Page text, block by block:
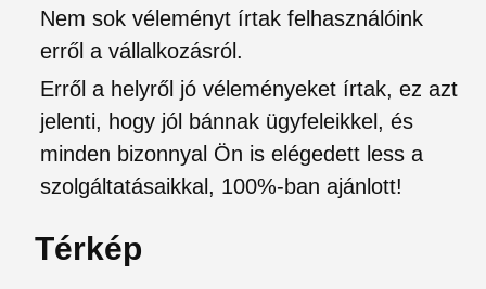
Nem sok véleményt írtak felhasználóink
erről a vállalkozásról.
Erről a helyről jó véleményeket írtak, ez azt
jelenti, hogy jól bánnak ügyfeleikkel, és
minden bizonnyal Ön is elégedett less a
szolgáltatásaikkal, 100%-ban ajánlott!
Térkép